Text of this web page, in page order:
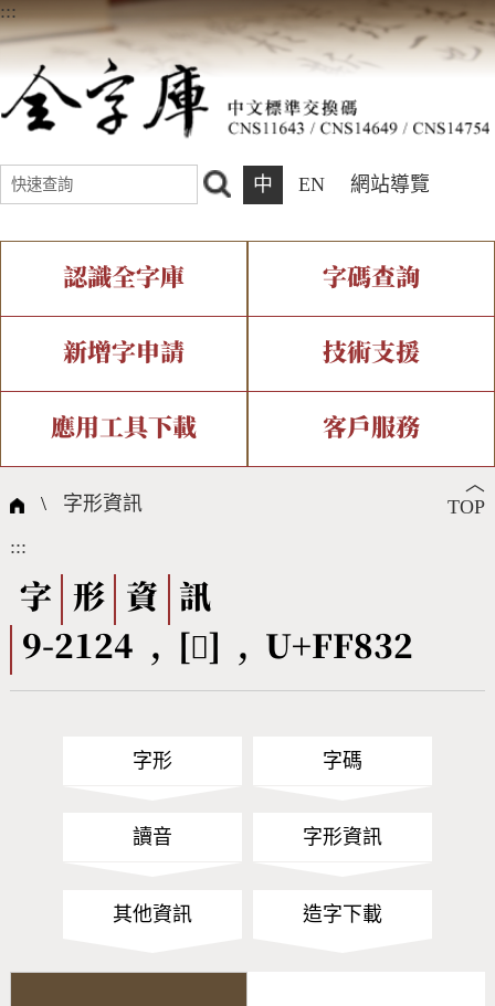
:::
中 EN 網站導覽
認識全字庫
全字庫介紹 全字庫現況
中文碼介紹 專有名詞介紹
國際字碼相關組織
字碼查詢
IDS查詢 部件查詢
複合查詢 注音查詢
筆畫查詢
筆順序查詢
CNS查詢 Unicode查詢
新增字申請
新字申請處理流程
技術支援
字形即時顯示 造字解決方案
全字庫授權 轉碼Web Service
應用工具下載
個人電腦造字處理工具
字形下載
客戶服務
問題集
熱門查詢統計
︿
TOP
\ 字形資訊
:::
字 形 資
訊
9-2124 , [󿠲] , U+FF832
字形 字碼
讀音 字形資訊
其他資訊 造字下載